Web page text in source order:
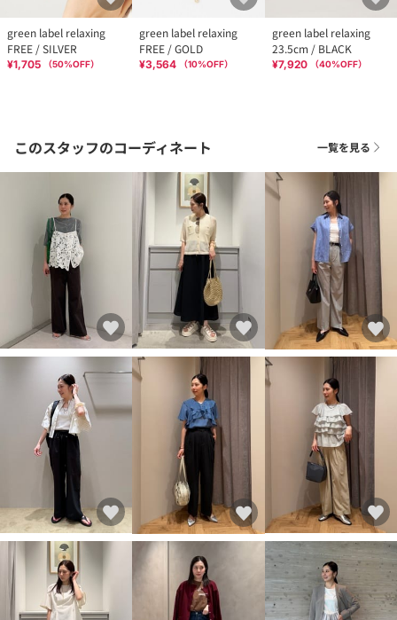
green label relaxing
FREE / SILVER
¥1,705 （50%OFF）
green label relaxing
FREE / GOLD
¥3,564 （10%OFF）
green label relaxing
23.5cm / BLACK
¥7,920 （40%OFF）
このスタッフのコーディネート 一覧を見る